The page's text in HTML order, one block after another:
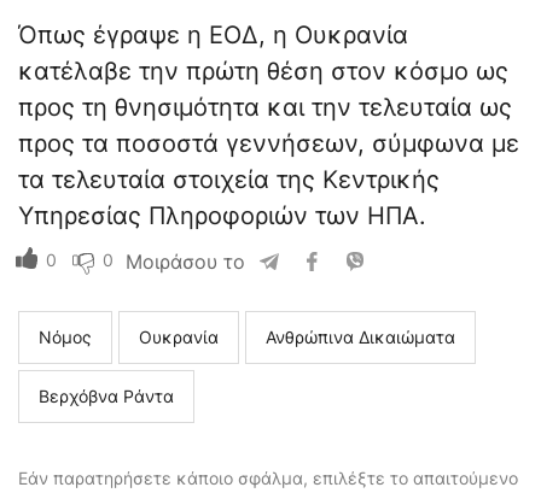
Όπως έγραψε η ΕΟΔ, η Ουκρανία
κατέλαβε την πρώτη θέση στον κόσμο ως
προς τη θνησιμότητα και την τελευταία ως
προς τα ποσοστά γεννήσεων, σύμφωνα με
τα τελευταία στοιχεία της Κεντρικής
Υπηρεσίας Πληροφοριών των ΗΠΑ.
0 0 Μοιράσου το
Νόμος Ουκρανία Ανθρώπινα Δικαιώματα
Βερχόβνα Ράντα
Εάν παρατηρήσετε κάποιο σφάλμα, επιλέξτε το απαιτούμενο